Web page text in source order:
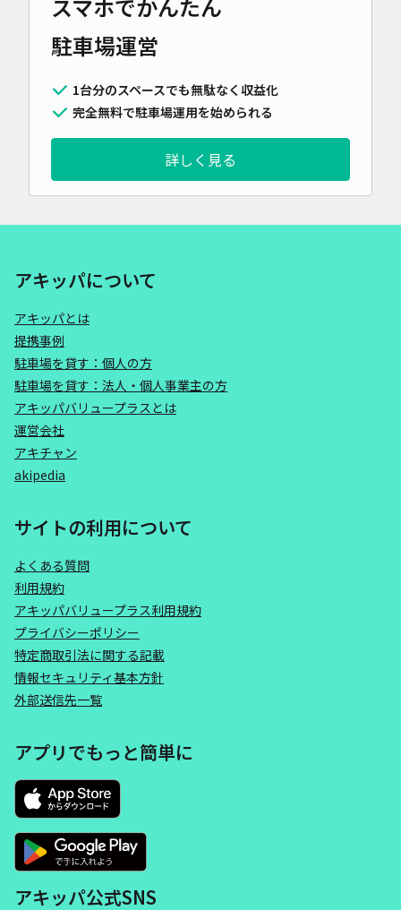
スマホでかんたん
駐車場運営
1台分のスペースでも無駄なく収益化
完全無料で駐車場運用を始められる
詳しく見る
アキッパについて
アキッパとは
提携事例
駐車場を貸す：個人の方
駐車場を貸す：法人・個人事業主の方
アキッパバリュープラスとは
運営会社
アキチャン
akipedia
サイトの利用について
よくある質問
利用規約
アキッパバリュープラス利用規約
プライバシーポリシー
特定商取引法に関する記載
情報セキュリティ基本方針
外部送信先一覧
アプリでもっと簡単に
アキッパ公式SNS